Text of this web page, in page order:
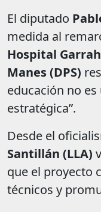
El diputado
medida al
Hospital
Manes (DPS)
educación no
estratégica”.
Desde el
Santillán (LLA)
que el proyecto
técnicos y